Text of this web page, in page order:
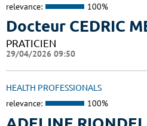
relevance: 100%
Docteur CEDRIC
PRATICIEN
29/04/2026 09:50
HEALTH PROFESSIONALS
relevance: 100%